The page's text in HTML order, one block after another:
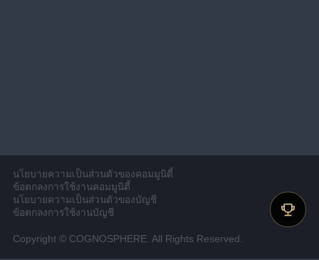
นโยบายความเป็นส่วนตัวของคอมมูนิตี้
ข้อตกลงการใช้งานคอมมูนิตี้
นโยบายความเป็นส่วนตัวของบัญชี
ข้อตกลงการใช้งานบัญชี
Copyright © COGNOSPHERE. All Rights Reserved.